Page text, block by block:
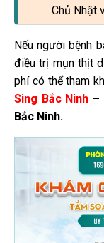
Chủ Nhật
Nếu người bệnh
điều trị mụn thịt
phí có thể tham
Sing Bắc Ninh –
Bắc Ninh.